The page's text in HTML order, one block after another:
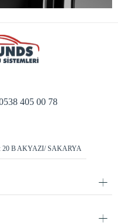
405 00 78
20 B AKYAZI/ SAKARYA